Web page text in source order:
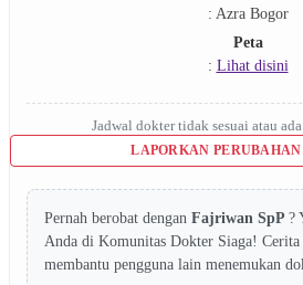
: Azra Bogor
Peta
: Lihat disini
Jadwal dokter tidak sesuai atau
LAPORKAN
Pernah berobat dengan Fajriwan SpP ?
Anda di Komunitas Dokter Siaga! Cerita
membantu pengguna lain menemukan